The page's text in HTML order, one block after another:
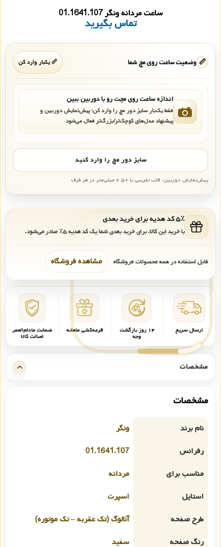
ساعت مردانه ونگر 01.1641.107
تماس بگیرید
📏 وضعیت ساعت روی مچ شما 📏 یکبار وارد کن
اندازه ساعت روی مچت رو با دوربین ببین
فقط یک‌بار سایز دور مچ را وارد کن؛ پیش‌نمایش دوربین و
پیشنهاد مدل‌های کوچک‌تر/بزرگ‌تر فعال می‌شود.
سایز دور مچ را وارد کنید
پیش‌نمایش دوربین: قاب تقریبی با +۲.۵ میلی‌متر در هر طرف
۵٪ کد هدیه برای خرید بعدی
با خرید این کالا، برای خرید بعدی شما یک کد هدیه۵٪ صادر می‌شود.
قابل استفاده در همه محصولات فروشگاه مشاهده فروشگاه
ارسال سریع ۱۴ روز بازگشت
وجه
قرعه‌کشی ماهانه ضمانت مادام‌العمر
اصالت کالا
مشخصات
مشخصات
نام برند
ونگر
رفرانس
01.1641.107
مناسب برای
مردانه
استایل
اسپرت
طرح صفحه
آنالوگ (تک عقربه – تک موتوره)
رنگ صفحه
سفید